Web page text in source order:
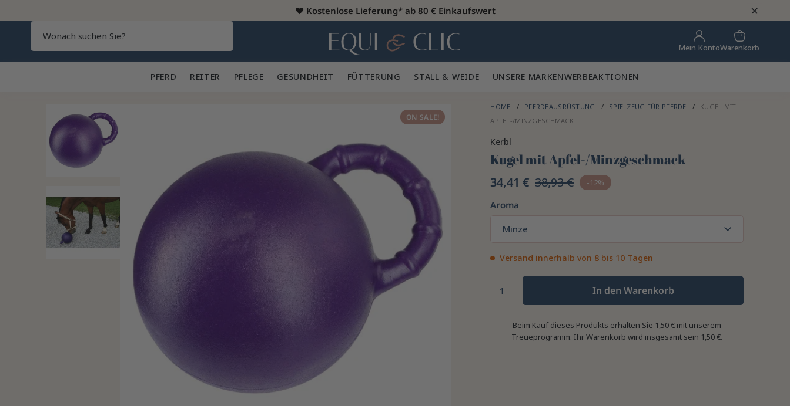
♥️ Kostenlose Lieferung* ab 80 € Einkaufswert ×
Heim Mein KontoWarenkorb
PFERD 🐎 REITER 👕 PFLEGE 🪮 GESUNDHEIT ✨ FÜTTERUNG 🥕 STALL & WEIDE 🍃 UNSERE MARKENWERBEAKTIONEN
ON SALE!
HOME PFERDEAUSRÜSTUNG SPIELZEUG FÜR PFERDE
KUGEL MIT
APFEL-/MINZGESCHMACK
Kerbl
Kugel mit Apfel-/Minzgeschmack
34,41 € 38,93 € -12%
Aroma
Minze
Versand innerhalb von 8 bis 10 Tagen
In den Warenkorb
Beim Kauf dieses Produkts erhalten Sie 1,50 € mit unserem
Treueprogramm. Ihr Warenkorb wird insgesamt sein 1,50 €.